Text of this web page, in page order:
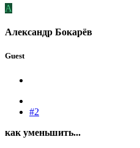
А
Александр Бокарёв
Guest
#2
как уменьшить...